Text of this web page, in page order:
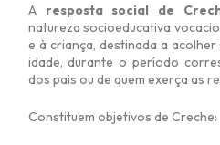
Aresposta social de
natureza socioeducativa
e à criança, destinada a
idade, durante o período
dos pais ou de quem exerça as
Constituem objetivos de Creche: